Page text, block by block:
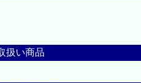
扱い商品